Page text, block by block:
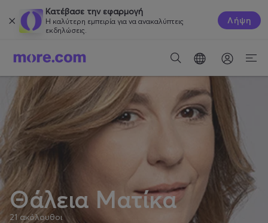
Κατέβασε την εφαρμογή
Η καλύτερη εμπειρία για να ανακαλύπτεις
εκδηλώσεις.
Λήψη
Θάλεια Ματίκα
21 ακόλουθοι